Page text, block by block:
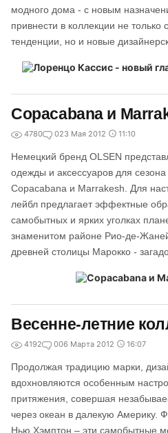
модного дома - с новым
привнести в коллекции не только
тенденции, но и новые
Copacabana и
4780 023 Мая 2012 11:10
Немецкий бренд OLSEN
одежды и аксессуаров для
Copacabana и Marrakesh. Для
лейбл предлагает эффектные
самобытных и ярких уголках
знаменитом районе Рио-де-
древней столицы Марокко -
Весенне-летние
4192 006 Марта 2012 16:07
Продолжая традицию марки,
вдохновляются особенным
притяжения, совершая
через океан в далекую Америку.
Нью Хэмптон – эти самобытные